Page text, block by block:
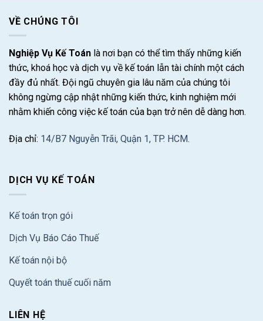
VỀ CHÚNG TÔI
Nghiệp Vụ Kế Toán là nơi bạn có thể tìm thấy những kiến
thức, khoá học và dịch vụ về kế toán lẫn tài chính một cách
đầy đủ nhất. Đội ngũ chuyên gia lâu năm của chúng tôi
không ngừng cập nhật những kiến thức, kinh nghiệm mới
nhằm khiến công việc kế toán của bạn trở nên dễ dàng hơn.
Địa chỉ: 14/B7 Nguyễn Trãi, Quận 1, TP. HCM.
DỊCH VỤ KẾ TOÁN
Kế toán trọn gói
Dịch Vụ Báo Cáo Thuế
Kế toán nội bộ
Quyết toán thuế cuối năm
LIÊN HỆ